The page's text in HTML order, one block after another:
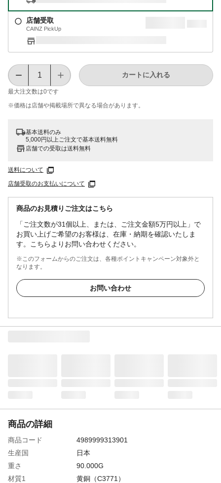
店舗受取
CAINZ PickUp
最大注文数は0です
カートに入れる
※価格は​店舗や​掲載場所で​異なる​場合が​あります。
基本送料のみ
5,000円以上ご注文で基本送料無料
店舗での受取は送料無料
送料について
店舗受取のお支払いについて
商品のお見積りご注文はこちら
「ご注文数が31個以上、または、ご注文金額5万円以上」で
お買い上げご希望のお客様は、在庫・納期を確認いたしま
す。こちらよりお問い合わせください。
※このフォームからのご注文は、各種ポイントキャンペーン対象外と
なります。
お問い合わせ
商品の詳細
商品コード
4989999313901
生産国
日本
重さ
90.000G
材質1
黄銅（C3771）